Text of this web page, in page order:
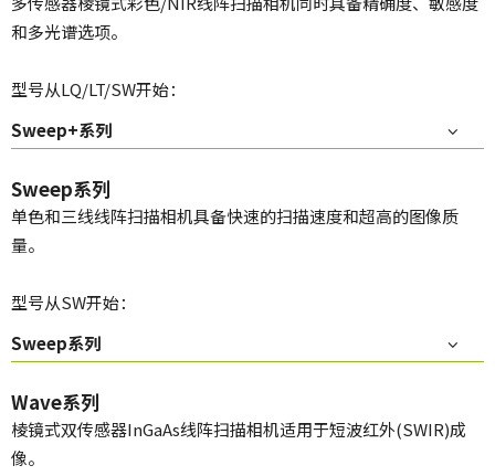
和多光谱选项。
型号从LQ/LT/SW开始：
Sweep+系列
Sweep系列
单色和三线线阵扫描相机具备快速的扫描速度和超高的图像质
量。
型号从SW开始：
Sweep系列
Wave系列
棱镜式双传感器InGaAs线阵扫描相机适用于短波红外(SWIR)成
像。